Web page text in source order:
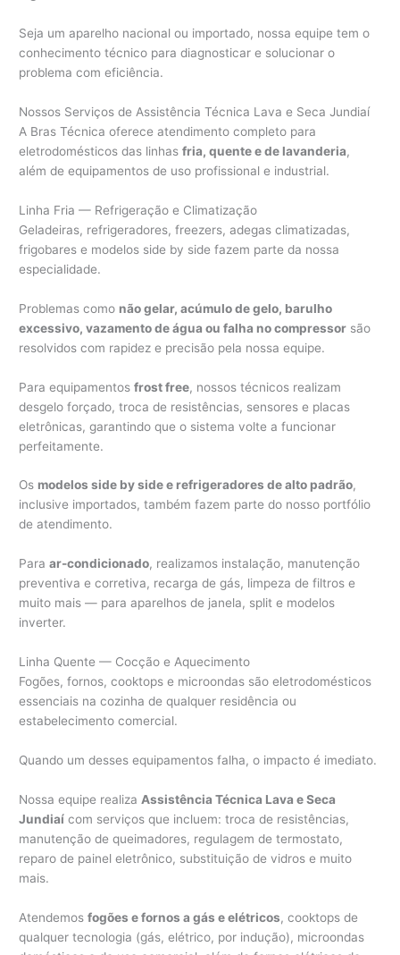
Seja um aparelho nacional ou importado, nossa equipe tem o
conhecimento técnico para diagnosticar e solucionar o
problema com eficiência.
Nossos Serviços de Assistência Técnica Lava e Seca Jundiaí
A Bras Técnica oferece atendimento completo para
eletrodomésticos das linhasfria, quente e de lavanderia,
além de equipamentos de uso profissional e industrial.
Linha Fria — Refrigeração e Climatização
Geladeiras, refrigeradores, freezers, adegas climatizadas,
frigobares e modelos side by side fazem parte da nossa
especialidade.
Problemas como não gelar, acúmulo de gelo, barulho
excessivo, vazamento de água ou falha no compressor são
resolvidos com rapidez e precisão pela nossa equipe.
Para equipamentosfrost free, nossos técnicos realizam
desgelo forçado, troca de resistências, sensores e placas
eletrônicas, garantindo que o sistema volte a funcionar
perfeitamente.
Os modelos side by side e refrigeradores de alto padrão,
inclusive importados, também fazem parte do nosso portfólio
de atendimento.
Paraar-condicionado, realizamos instalação, manutenção
preventiva e corretiva, recarga de gás, limpeza de filtros e
muito mais — para aparelhos de janela, split e modelos
inverter.
Linha Quente — Cocção e Aquecimento
Fogões, fornos, cooktops e microondas são eletrodomésticos
essenciais na cozinha de qualquer residência ou
estabelecimento comercial.
Quando um desses equipamentos falha, o impacto é imediato.
Nossa equipe realiza Assistência Técnica Lava e Seca
Jundiaí com serviços que incluem: troca de resistências,
manutenção de queimadores, regulagem de termostato,
reparo de painel eletrônico, substituição de vidros e muito
mais.
Atendemosfogões e fornos a gás e elétricos, cooktops de
qualquer tecnologia (gás, elétrico, por indução), microondas